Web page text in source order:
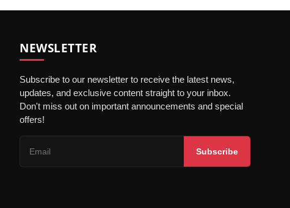
NEWSLETTER
Subscribe to our newsletter to receive the latest news,
updates, and exclusive content straight to your inbox.
Don't miss out on important announcements and special
offers!
Subscribe